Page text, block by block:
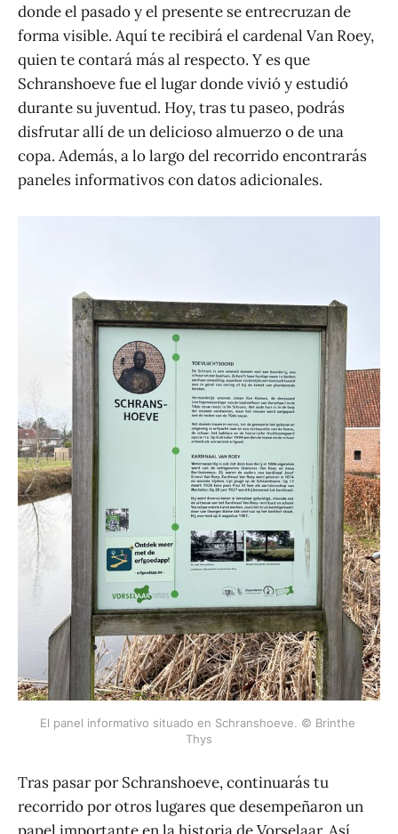
donde el pasado y el presente se entrecruzan de
forma visible. Aquí te recibirá el cardenal Van Roey,
quien te contará más al respecto. Y es que
Schranshoeve fue el lugar donde vivió y estudió
durante su juventud. Hoy, tras tu paseo, podrás
disfrutar allí de un delicioso almuerzo o de una
copa. Además, a lo largo del recorrido encontrarás
paneles informativos con datos adicionales.
El panel informativo situado en Schranshoeve. © Brinthe
Thys
Tras pasar por Schranshoeve, continuarás tu
recorrido por otros lugares que desempeñaron un